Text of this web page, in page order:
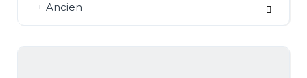
+ Ancien